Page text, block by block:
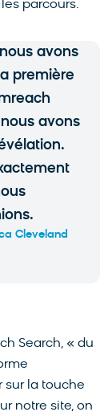
parcours.
avons
première
avons
Cleveland
Search, « du
sur la touche
notre site, on